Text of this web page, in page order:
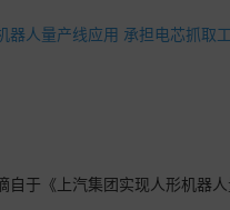
器人量产线应用 承担电芯抓取工
自于《上汽集团实现人形机器